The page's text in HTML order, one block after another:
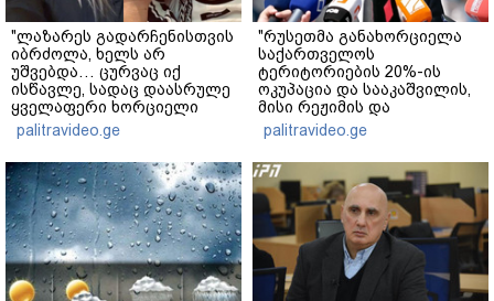
"ლაზარეს გადარჩენისთვის
იბრძოლა, ხელს არ
უშვებდა… ცურვაც იქ
ისწავლე, სადაც დაასრულე
ყველაფერი ხორციელი
ცხოვრებიდან" – რას წერს
ხობში დაღუპული დედა-
შვილის ახლობელი?
palitravideo.ge
"რუსეთმა განახორციელა
საქართველოს
ტერიტორიების 20%-ის
ოკუპაცია და სააკაშვილის,
მისი რეჟიმის და
"ნაცმოძრაობის" ღალატი
ვერანაირად ვერ
გადაფარავს ამ
დანაშაულს" - ირაკლი
კობახიძე
palitravideo.ge